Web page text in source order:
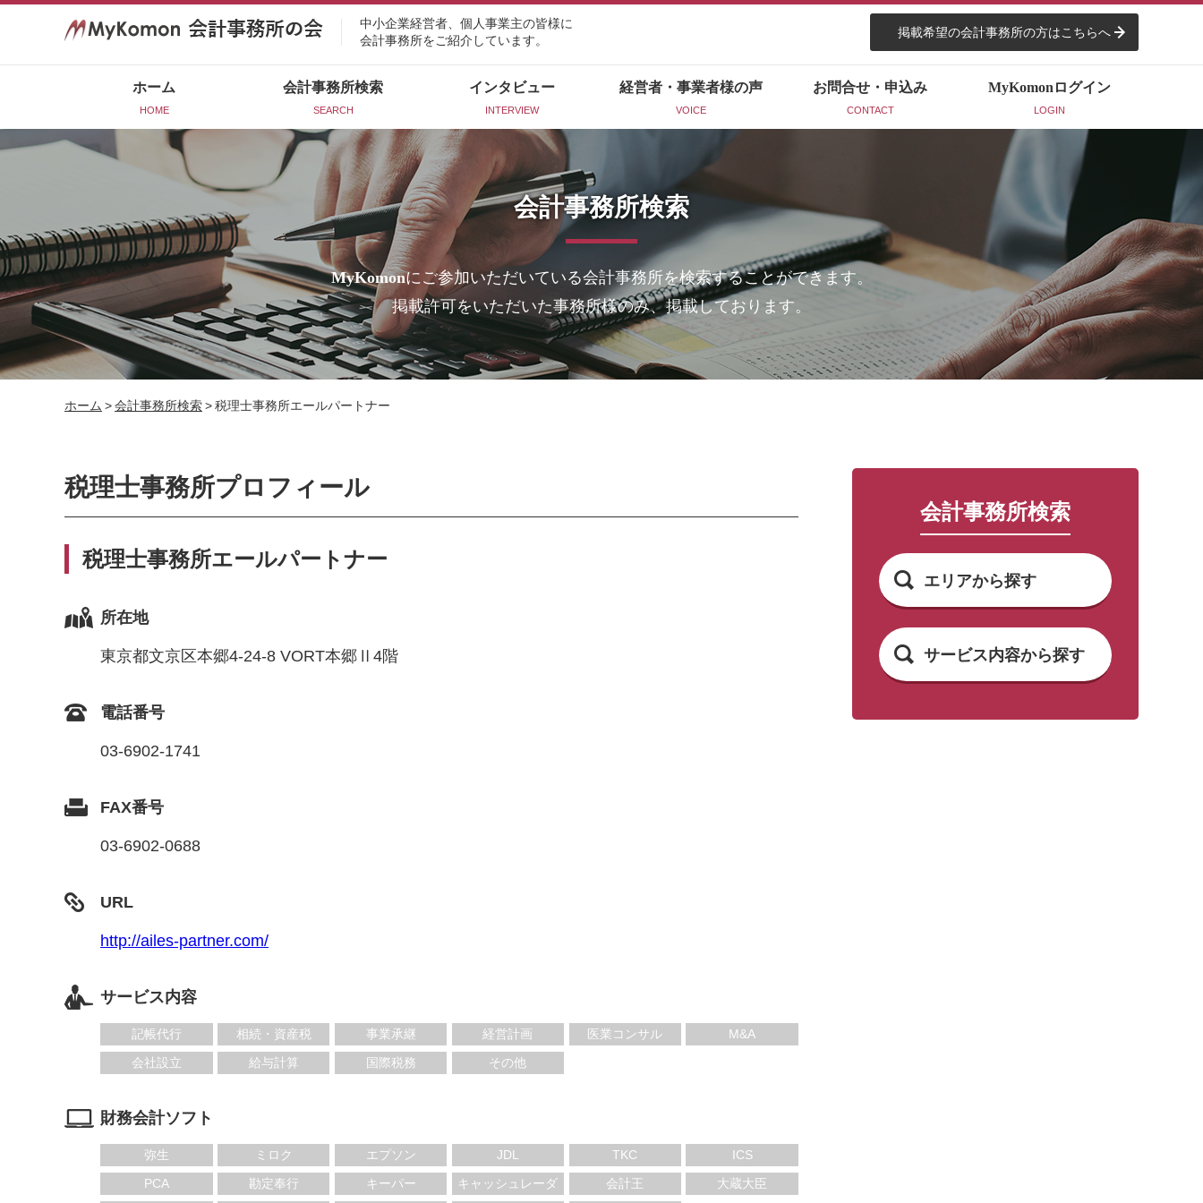
中小企業経営者、個人事業主の皆様に
会計事務所をご紹介しています。
掲載希望の会計事務所の方はこちらへ
ホーム
HOME
会計事務所検索
SEARCH
インタビュー
INTERVIEW
経営者・事業者様の声
VOICE
お問合せ・申込み
CONTACT
MyKomon ログイン
LOGIN
会計事務所検索
MyKomonにご参加いただいている会計事務所を検索することができます。
掲載許可をいただいた事務所様のみ、掲載しております。
ホーム >会計事務所検索>税理士事務所エールパートナー
税理士事務所プロフィール
税理士事務所エールパートナー
所在地
東京都文京区本郷4-24-8 VORT本郷Ⅱ4階
電話番号
03-6902-1741
FAX番号
03-6902-0688
URL
http://ailes-partner.com/
サービス内容
記帳代行 相続・資産税 事業承継 経営計画 医業コンサル
M&A
会社設立
給与計算 国際税務 その他
財務会計ソフト
弥生 ミロク エプソン JDL TKC
ICS
PCA
勘定奉行 キーパー
キャッシュレーダ
会計王 大蔵大臣
会計事務所検索
エリアから探す
サービス内容から探す